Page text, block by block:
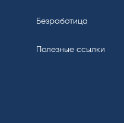
Безработица
Полезные ссылки